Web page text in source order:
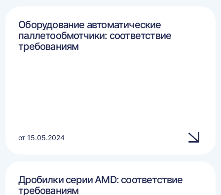
Оборудование автоматические
паллетообмотчики: соответствие
требованиям
от 15.05.2024
Дробилки серии AMD: соответствие
требованиям